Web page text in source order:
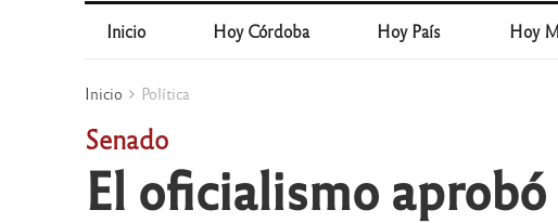
Inicio Hoy Córdoba Hoy País Hoy
Inicio Política
Senado
El oficialismo